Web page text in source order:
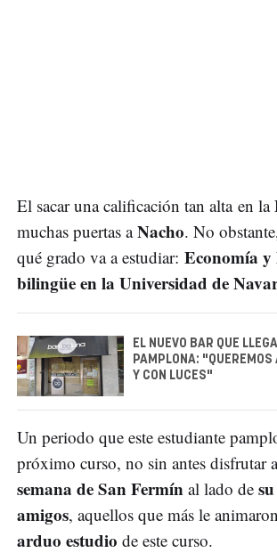
El sacar una calificación tan alta en la
muchas puertas aNacho. No
qué grado va a estudiar: Economía y
bilingüe en la Universidad de
EL NUEVO BAR QUE
PAMPLONA: "QUEREMOS
Y CON LUCES"
Un periodo que este estudiante
próximo curso, no sin antes disfrutar
semana de San Fermín al lado de
amigos, aquellos que más le
arduo estudio de este curso.